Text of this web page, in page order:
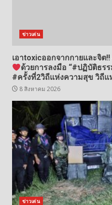
ข่าวเด่น
เอาtoxicออกจากกายและจิต!!
ด้วยการลงมือ “#ปฏิบัติธร
#ครั้งที่2วิถีแห่งความสุข วิถีแ
8 สิงหาคม 2026
ข่าวเด่น